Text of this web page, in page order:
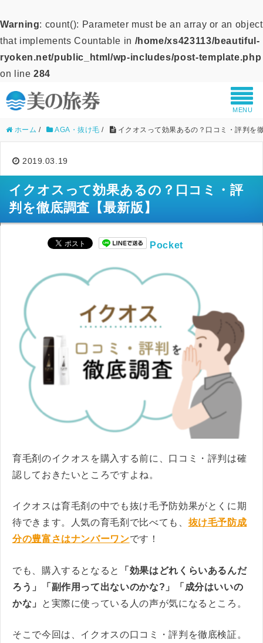
Warning: count(): Parameter must be an array or an object
that implements Countable in /home/xs423113/beautiful-
ryoken.net/public_html/wp-includes/post-template.php
on line284
MENU
ホーム / AGA・抜け毛 / イクオスって効果あるの？口コミ・評判を
2019.03.19
イクオスって効果あるの？口コミ・評
判を徹底調査【最新版】
Pocket
育毛剤のイクオスを購入する前に、口コミ・評判は確
認しておきたいところですよね。
イクオスは育毛剤の中でも抜け毛予防効果がとくに期
待できます。人気の育毛剤で比べても、 抜け毛予防成
分の豊富さはナンバーワンです！
でも、購入するとなると
「効果はどれくらいあるんだ
ろう」「副作用って出ないのかな?」「成分はいいの
かな」
と実際に使っている人の声が気になるところ。
そこで今回は、イクオスの口コミ・評判を徹底検証。